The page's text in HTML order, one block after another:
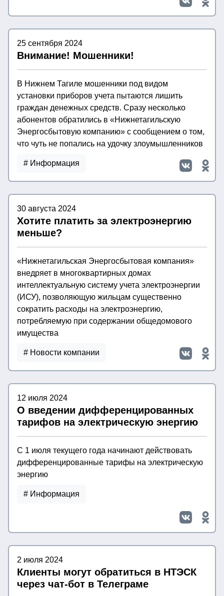
25 сентября 2024
Внимание! Мошенники!
В Нижнем Тагиле мошенники под видом
установки приборов учета пытаются лишить
граждан денежных средств. Сразу несколько
абонентов обратились в «Нижнетагильскую
Энергосбытовую компанию» с сообщением о том,
что чуть не попались на удочку злоумышленников
# Информация
30 августа 2024
Хотите платить за электроэнергию
меньше?
«Нижнетагильская Энергосбытовая компания»
внедряет в многоквартирных домах
интеллектуальную систему учета электроэнергии
(ИСУ), позволяющую жильцам существенно
сократить расходы на электроэнергию,
потребляемую при содержании общедомового
имущества
# Новости компании
12 июля 2024
О введении дифференцированных
тарифов на электрическую энергию
С 1 июля текущего года начинают действовать
дифференцированные тарифы на электрическую
энергию
# Информация
2 июля 2024
Клиенты могут обратиться в НТЭСК
через чат-бот в Телеграме